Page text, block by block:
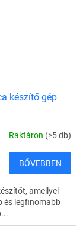
készítő gép
Raktáron (>5 db)
BŐVEBBEN
amellyel
és legfinomabb